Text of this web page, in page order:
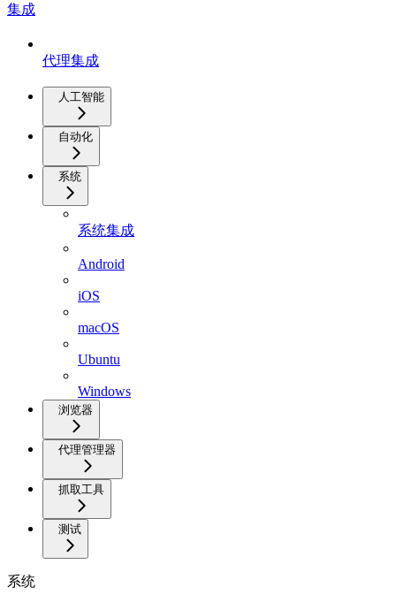
集成
代理集成
人工智能
自动化
系统
系统集成
Android
iOS
macOS
Ubuntu
Windows
浏览器
代理管理器
抓取工具
测试
系统